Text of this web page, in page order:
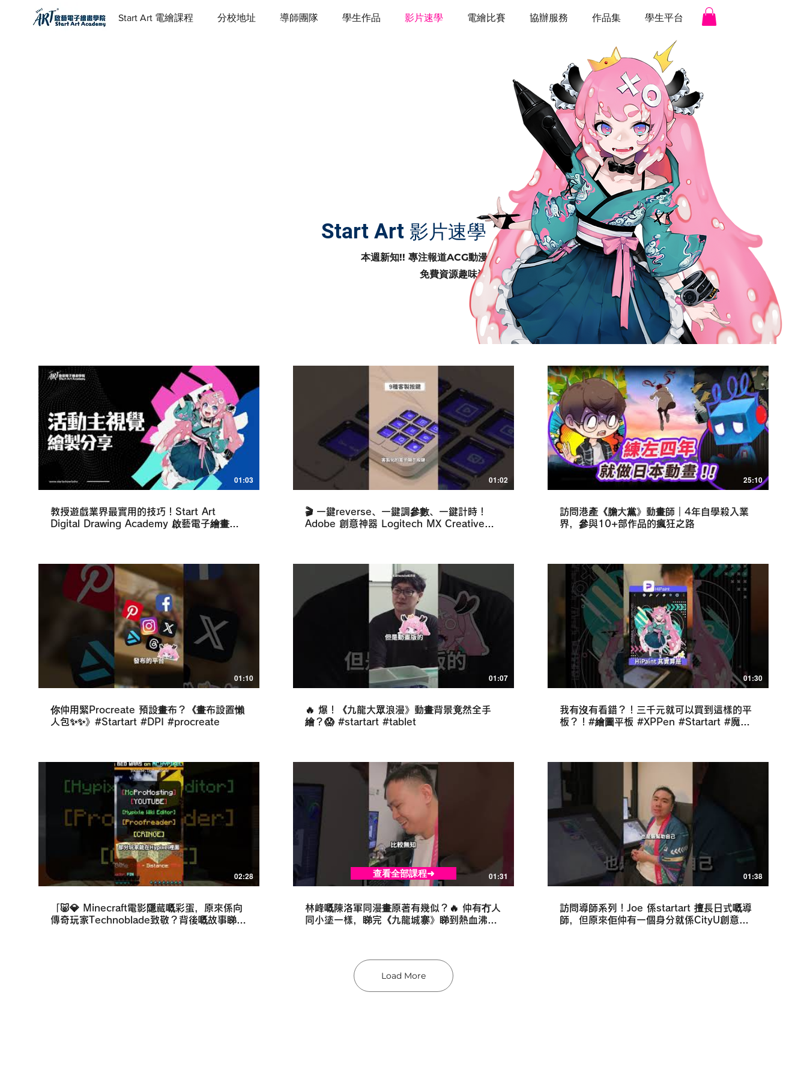
Start Art 電繪課程 分校地址 導師團隊 學生作品 影片速學 電繪比賽 協辦服務 作品集 學生平台
本週新知!! 專注報道ACG動漫、遊戲和電子繪畫
免費資源趣味資訊站
Start Art 影片速學
01:03
教授遊戲業界最實用的技巧！Start Art
Digital Drawing Academy 啟藝電子繪畫學
01:02
🎬 一鍵reverse、一鍵調參數、一鍵計時！
Adobe 創意神器 Logitech MX Creative
25:10
訪問港產《膽大黨》動畫師｜4年自學殺入業
界，參與10+部作品的瘋狂之路
01:10
你仲用緊Procreate 預設畫布？《畫布設置懶
人包✨✨》#Startart #DPI #procreate
01:07
🔥 爆！《九龍大眾浪漫》動畫背景竟然全手
繪？😱 #startart #tablet
01:30
我有沒有看錯？！三千元就可以買到這樣的平
板？！#繪圖平板 #XPPen #Startart #魔法
02:28
「🐷💎 Minecraft電影隱藏嘅彩蛋，原來係向
傳奇玩家Technoblade致敬？背後嘅故事睇到
01:31
林峰嘅陳洛軍同漫畫原著有幾似？🔥 仲有冇人
同小塗一樣，睇完《九龍城寨》睇到熱血沸
01:38
訪問導師系列！Joe 係startart 擅長日式嘅導
師，但原來佢仲有一個身分就係CityU創意媒
Load More
查看全部課程➜